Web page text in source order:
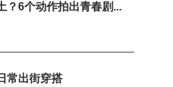
？6个动作拍出青春剧...
常出街穿搭